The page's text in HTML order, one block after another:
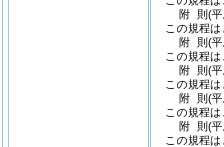
附 則 (
この規程
附 則 (
この規程
附 則 (
この規程
附 則 (
この規程
附 則 (
この規程